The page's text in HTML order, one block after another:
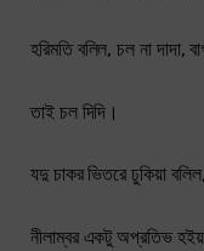
হরিমতি বলিল, চল না দাদা,
তাই চল দিদি।
যদু চাকর ভিতরে ঢুকিয়া
নীলাম্বর একটু অপ্রতিভ